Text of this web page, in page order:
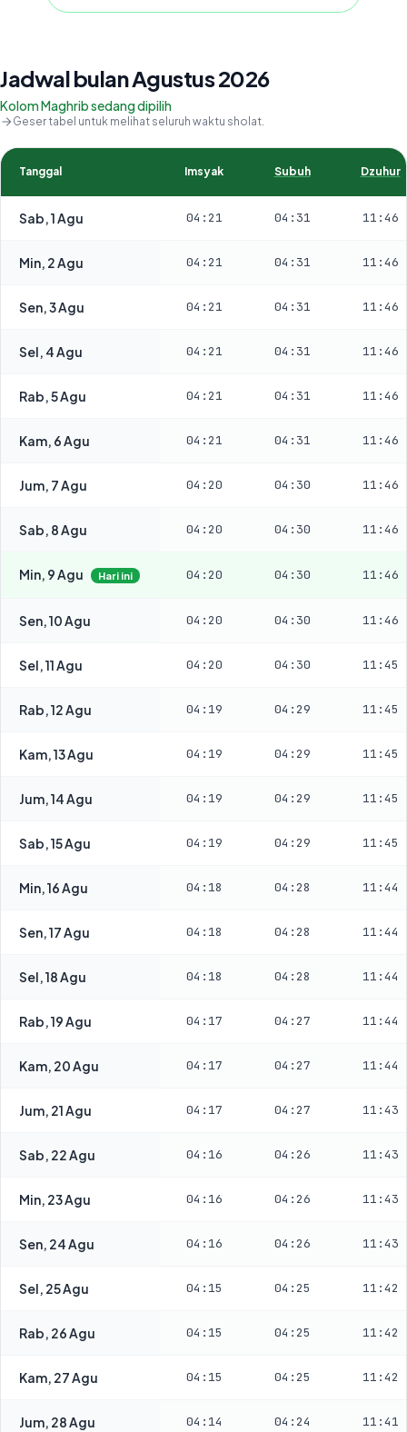
Jadwal bulan Agustus 2026
Kolom Maghrib sedang dipilih
Geser tabel untuk melihat seluruh waktu sholat.
Tanggal Imsyak Subuh Dzuhur
Sab, 1 Agu 04:21 04:31 11:46
Min, 2 Agu 04:21 04:31 11:46
Sen, 3 Agu 04:21 04:31 11:46
Sel, 4 Agu 04:21 04:31 11:46
Rab, 5 Agu 04:21 04:31 11:46
Kam, 6 Agu 04:21 04:31 11:46
Jum, 7 Agu 04:20 04:30 11:46
Sab, 8 Agu 04:20 04:30 11:46
Min, 9 Agu Hari ini 04:20 04:30 11:46
Sen, 10 Agu 04:20 04:30 11:46
Sel, 11 Agu 04:20 04:30 11:45
Rab, 12 Agu 04:19 04:29 11:45
Kam, 13 Agu 04:19 04:29 11:45
Jum, 14 Agu 04:19 04:29 11:45
Sab, 15 Agu 04:19 04:29 11:45
Min, 16 Agu 04:18 04:28 11:44
Sen, 17 Agu 04:18 04:28 11:44
Sel, 18 Agu 04:18 04:28 11:44
Rab, 19 Agu 04:17 04:27 11:44
Kam, 20 Agu 04:17 04:27 11:44
Jum, 21 Agu 04:17 04:27 11:43
Sab, 22 Agu 04:16 04:26 11:43
Min, 23 Agu 04:16 04:26 11:43
Sen, 24 Agu 04:16 04:26 11:43
Sel, 25 Agu 04:15 04:25 11:42
Rab, 26 Agu 04:15 04:25 11:42
Kam, 27 Agu 04:15 04:25 11:42
Jum, 28 Agu 04:14 04:24 11:41